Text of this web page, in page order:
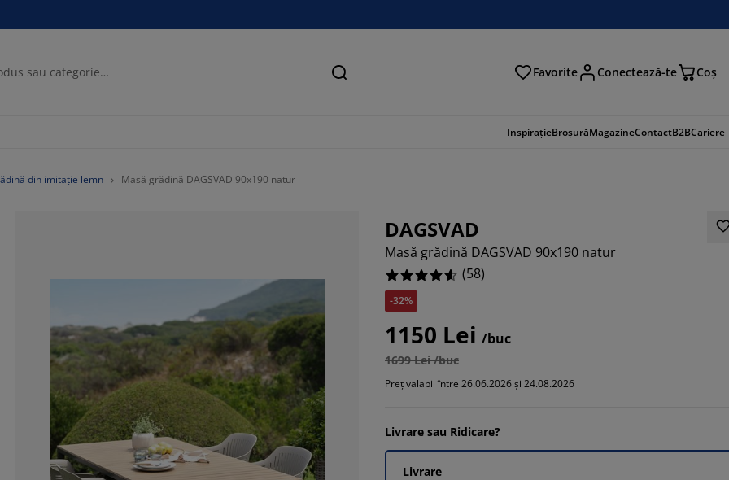
Căutare Favorite Conectează-te Coş
InspirațieBroșurăMagazineContactB2BCariere
din imitație lemn Masă grădină DAGSVAD 90x190 natur
DAGSVAD
Masă grădină DAGSVAD 90x190 natur
(58)
-32%
1150 Lei /buc
1699 Lei /buc
Preț valabil între 26.06.2026 și 24.08.2026
Livrare sau Ridicare?
Livrare
79.3103448275862%
13.793103448275861%
3.4482758620689653%
3.4482758620689653%